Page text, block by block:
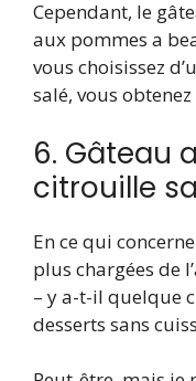
Cependant, le
aux pommes a
vous choisissez
salé, vous
6. Gâteau
citrouille
En ce qui
plus chargées de
– y a-t-il quelque
desserts sans